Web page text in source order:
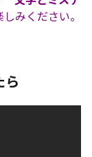
みください。
ら